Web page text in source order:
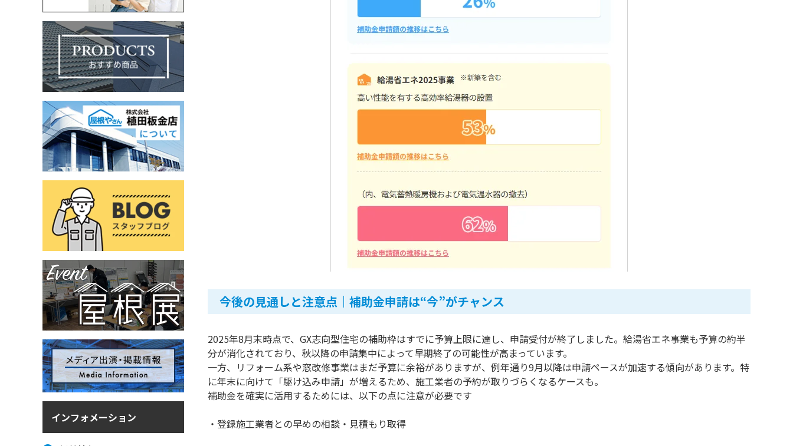
インフォメーション
今後の見通しと注意点｜補助金申請は“今”がチャンス
2025年8月末時点で、GX志向型住宅の補助枠はすでに予算上限に達し、申請受付が終了しました。給湯省エネ事業も予算の約半
分が消化されており、秋以降の申請集中によって早期終了の可能性が高まっています。
一方、リフォーム系や窓改修事業はまだ予算に余裕がありますが、例年通り9月以降は申請ペースが加速する傾向があります。特
に年末に向けて「駆け込み申請」が増えるため、施工業者の予約が取りづらくなるケースも。
補助金を確実に活用するためには、以下の点に注意が必要です
・登録施工業者との早めの相談・見積もり取得